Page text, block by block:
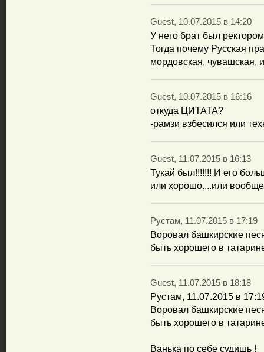
Guest, 10.07.2015 в 14:20
У него брат был
Тогда почему Русская
мордовская, чувашская,
Guest, 10.07.2015 в 16:16
откуда ЦИТАТА?
-рамзи взбесился или
Guest, 11.07.2015 в 16:13
Тукай был!!!!!!! И его
или хорошо....или вообще
Рустам, 11.07.2015 в 17:19
Воровал башкирские
быть хорошего в
Guest, 11.07.2015 в 18:18
Рустам, 11.07.2015 в
Воровал башкирские
быть хорошего в
Ванька по себе судишь !